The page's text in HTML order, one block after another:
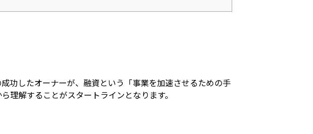
功したオーナーが、融資という「事業を加速させるための手
理解することがスタートラインとなります。